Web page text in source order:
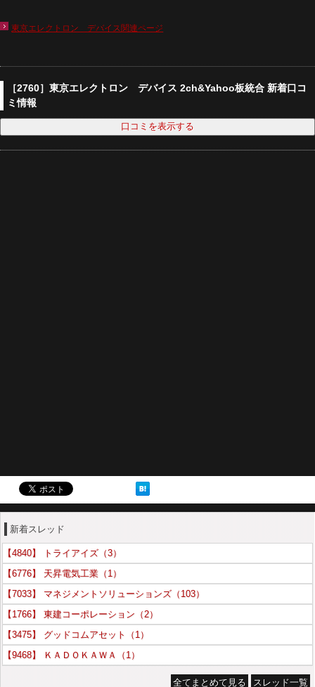
東京エレクトロン デバイス関連ページ
［2760］東京エレクトロン デバイス 2ch&Yahoo板統合 新着口コ
ミ情報
新着スレッド
【4840】 トライアイズ（3）
【6776】 天昇電気工業（1）
【7033】 マネジメントソリューションズ（103）
【1766】 東建コーポレーション（2）
【3475】 グッドコムアセット（1）
【9468】 ＫＡＤＯＫＡＷＡ（1）
スレッド一覧
全てまとめて見る